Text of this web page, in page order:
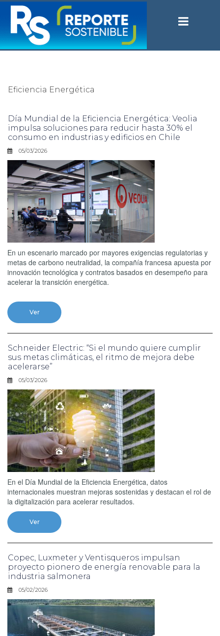
Eficiencia Energética
Día Mundial de la Eficiencia Energética: Veolia
impulsa soluciones para reducir hasta 30% el
consumo en industrias y edificios en Chile
05/03/2026
En un escenario marcado por mayores exigencias regulatorias y
metas de carbono neutralidad, la compañía francesa apuesta por
innovación tecnológica y contratos basados en desempeño para
acelerar la transición energética.
Ver
Schneider Electric: “Si el mundo quiere cumplir
sus metas climáticas, el ritmo de mejora debe
acelerarse”
05/03/2026
En el Día Mundial de la Eficiencia Energética, datos
internacionales muestran mejoras sostenidas y destacan el rol de
la digitalización para acelerar resultados.
Ver
Copec, Luxmeter y Ventisqueros impulsan
proyecto pionero de energía renovable para la
industria salmonera
05/02/2026